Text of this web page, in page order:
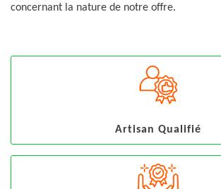
concernant la nature de notre offre.
Artisan Qualifié